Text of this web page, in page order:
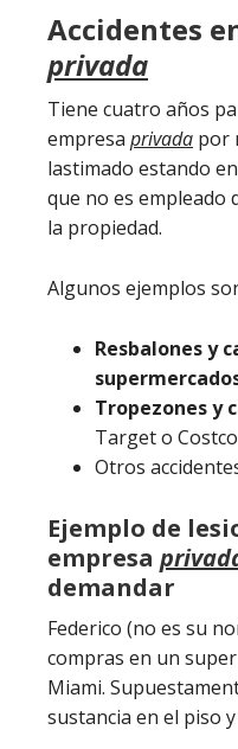
Accidentes
privada
Tiene cuatro años
empresa privada por
lastimado estando
que no es empleado
la propiedad.
Algunos ejemplos
Resbalones y
Tropezones y
Target o Costco
Otros
Ejemplo de
empresa
demandar
Federico (no es su
compras en un
Miami.
sustancia en el piso y